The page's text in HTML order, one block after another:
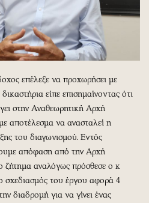
επέλεξε να προχωρήσει με
είπε επισημαίνοντας ότι
στην Αναθεωρητική Αρχή
αποτέλεσμα να ανασταλεί η
του διαγωνισμού. Εντός
απόφαση από την Αρχή
ζήτημα αναλόγως πρόσθεσε ο κ
σχεδιασμός του έργου αφορά 4
διαδρομή για να γίνει ένας